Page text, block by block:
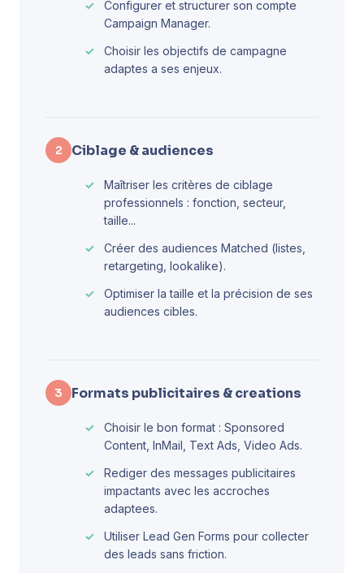
Configurer et structurer son compte
Campaign Manager.
Choisir les objectifs de campagne
adaptes a ses enjeux.
2 Ciblage & audiences
Maîtriser les critères de ciblage
professionnels : fonction, secteur,
taille...
Créer des audiences Matched (listes,
retargeting, lookalike).
Optimiser la taille et la précision de ses
audiences cibles.
3 Formats publicitaires & creations
Choisir le bon format : Sponsored
Content, InMail, Text Ads, Video Ads.
Rediger des messages publicitaires
impactants avec les accroches
adaptees.
Utiliser Lead Gen Forms pour collecter
des leads sans friction.